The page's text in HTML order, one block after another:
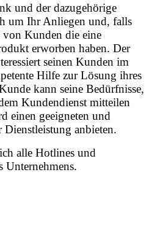
und der dazugehörige
um Ihr Anliegen und, falls
von Kunden die eine
erworben haben. Der
seinen Kunden im
Hilfe zur Lösung ihres
kann seine Bedürfnisse,
Kundendienst mitteilen
einen geeigneten und
Dienstleistung anbieten.
alle Hotlines und
Unternehmens.